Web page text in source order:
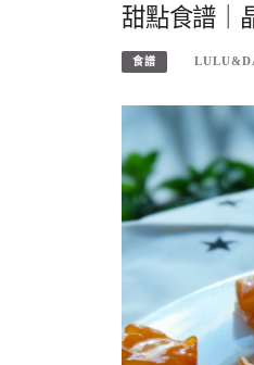
甜點食譜｜
食譜